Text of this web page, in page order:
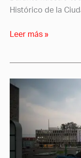
Histórico de la
Leer más »
Estudiantes
Efe
exploran